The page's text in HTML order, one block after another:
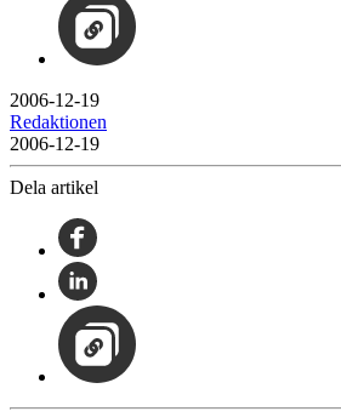
2006-12-19
Redaktionen
2006-12-19
Dela artikel